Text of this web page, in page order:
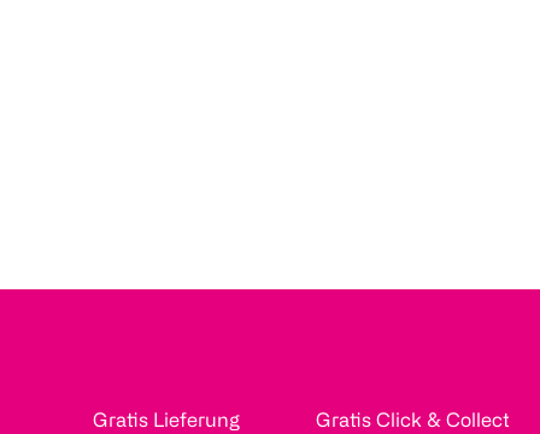
Gratis Lieferung
Gratis Click & Collect